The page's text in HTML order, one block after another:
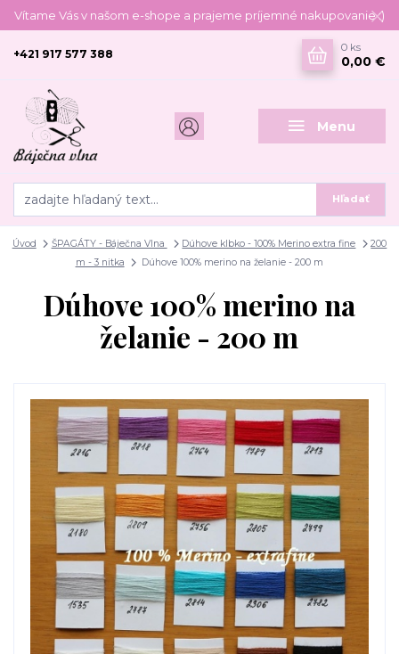
Vítame Vás v našom e-shope a prajeme príjemné nakupovanie :)
Menu
Hľadať
+421 917 577 388
0 ks
0,00 €
Úvod ŠPAGÁTY - Báječna Vlna Dúhove klbko - 100% Merino extra fine
200
m - 3 nitka
Dúhove 100% merino na želanie - 200 m
Dúhove 100% merino na
želanie - 200 m